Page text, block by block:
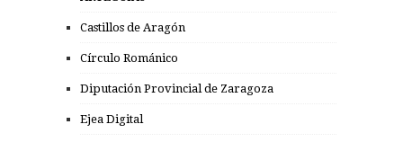
Castillos de Aragón
Círculo Románico
Diputación Provincial de Zaragoza
Ejea Digital